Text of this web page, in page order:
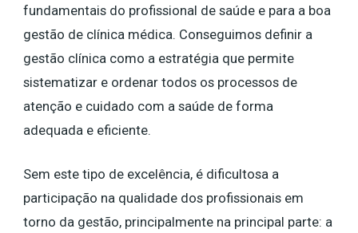
fundamentais do profissional de saúde e para a boa
gestão de clínica médica. Conseguimos definir a
gestão clínica como a estratégia que permite
sistematizar e ordenar todos os processos de
atenção e cuidado com a saúde de forma
adequada e eficiente.
Sem este tipo de excelência, é dificultosa a
participação na qualidade dos profissionais em
torno da gestão, principalmente na principal parte: a